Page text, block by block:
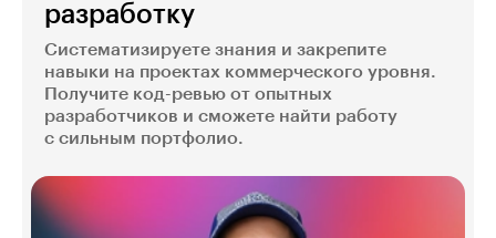
разработку
Систематизируете знания и закрепите
навыки на проектах коммерческого уровня.
Получите код-ревью от опытных
разработчиков и сможете найти работу
с сильным портфолио.